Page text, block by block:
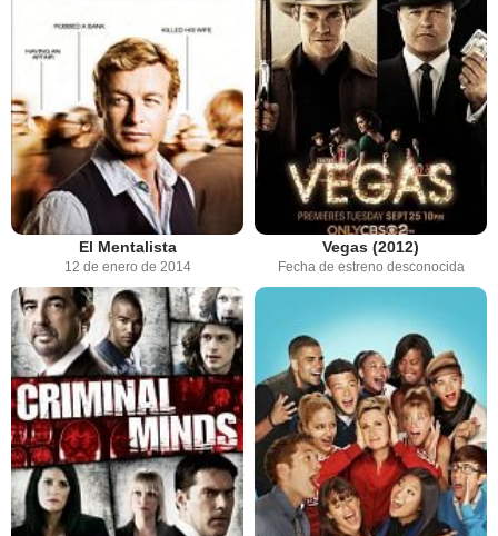
El Mentalista
12 de enero de 2014
Vegas (2012)
Fecha de estreno desconocida